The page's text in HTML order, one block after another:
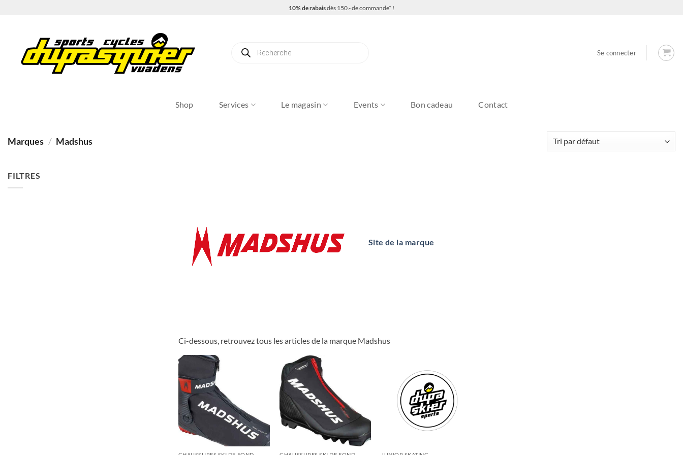
10% de rabaisdès 150.- de commande* !
produits
Se connecter
Shop Services Le magasin Events Bon cadeau Contact
Marques / Madshus
FILTRES
Site de la marque
Ci-dessous, retrouvez tous les articles de la marque Madshus